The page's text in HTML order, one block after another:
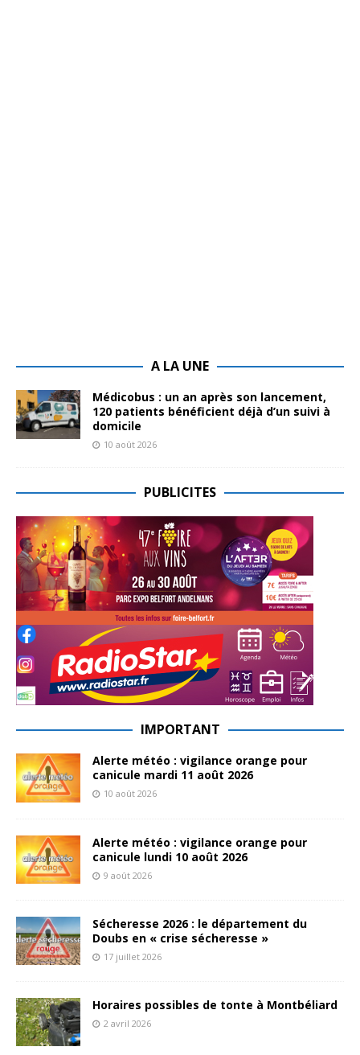
A LA UNE
Médicobus : un an après son lancement,
120 patients bénéficient déjà d’un suivi à
domicile
10 août 2026
PUBLICITES
IMPORTANT
Alerte météo : vigilance orange pour
canicule mardi 11 août 2026
10 août 2026
Alerte météo : vigilance orange pour
canicule lundi 10 août 2026
9 août 2026
Sécheresse 2026 : le département du
Doubs en « crise sécheresse »
17 juillet 2026
Horaires possibles de tonte à Montbéliard
2 avril 2026